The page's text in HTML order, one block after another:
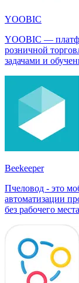
YOOBIC
YOOBIC —
розничной
задачами и
Beekeeper
Пчеловод - это
автоматизации
без рабочего